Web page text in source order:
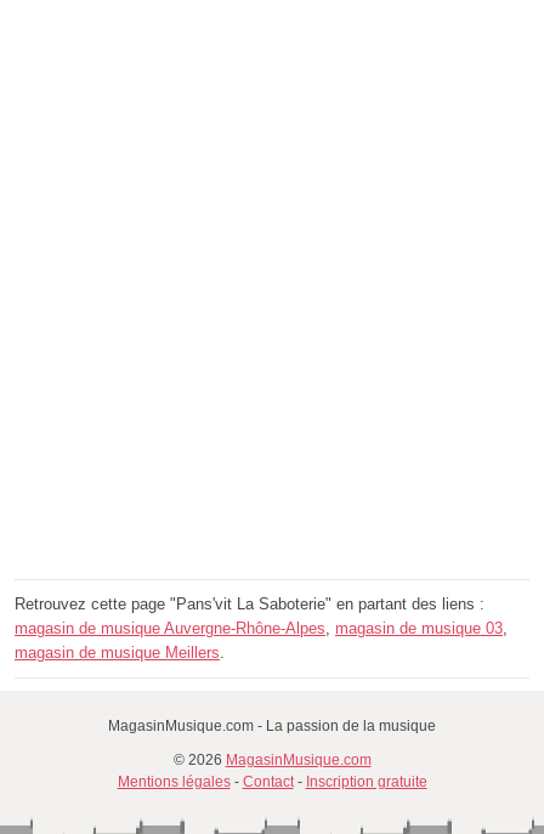
Retrouvez cette page "Pans'vit La Saboterie" en partant des liens :
magasin de musique Auvergne-Rhône-Alpes, magasin de musique 03,
magasin de musique Meillers.
MagasinMusique.com - La passion de la musique
© 2026 MagasinMusique.com
Mentions légales- Contact- Inscription gratuite